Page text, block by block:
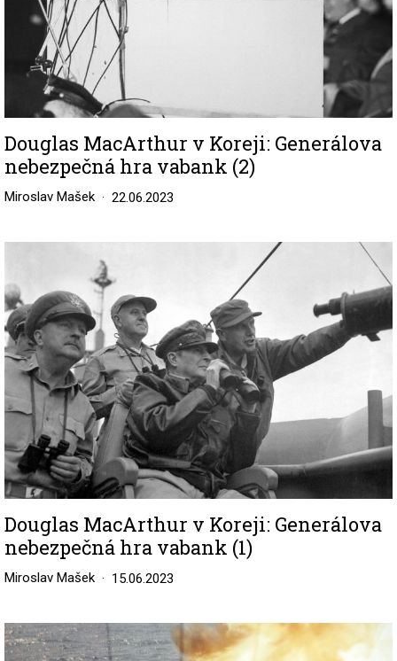
Douglas MacArthur v Koreji: Generálova
nebezpečná hra vabank (2)
Miroslav Mašek 22.06.2023
Douglas MacArthur v Koreji: Generálova
nebezpečná hra vabank (1)
Miroslav Mašek 15.06.2023
Image